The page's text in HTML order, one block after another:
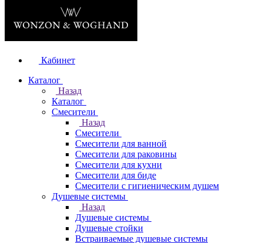
Кабинет
Каталог
Назад
Каталог
Смесители
Назад
Смесители
Смесители для ванной
Смесители для раковины
Смесители для кухни
Смесители для биде
Смесители с гигиеническим душем
Душевые системы
Назад
Душевые системы
Душевые стойки
Встраиваемые душевые системы